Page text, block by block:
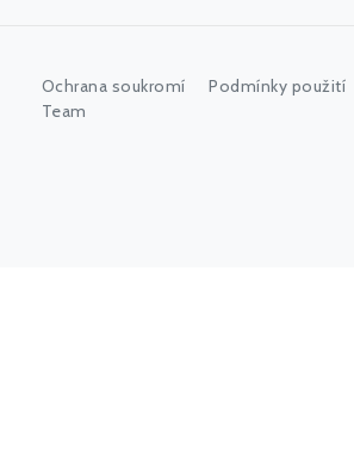
Ochrana soukromí
Podmínky použití
Team